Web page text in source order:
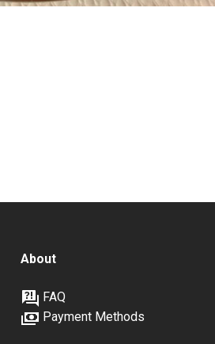
About
FAQ
Payment Methods